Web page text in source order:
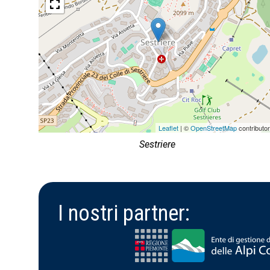
Leaflet| ©OpenStreetMap
Sestriere
I nostri partner: